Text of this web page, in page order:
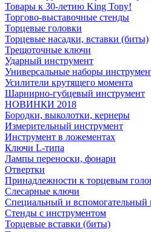
Товары к 30-летию King Tony!
Торгово-выставочные стенды
Торцевые головки
Торцевые насадки, вставки (биты)
Трещоточные ключи
Ударный инструмент
Универсальные наборы
Усилители крутящего момента
Шарнирно-губцевый инструмент
НОВИНКИ 2018
Бородки, выколотки, кернеры
Измерительный инструмент
Инструмент в ложементах
Ключи L-типа
Лампы переноски, фонари
Отвертки
Принадлежности к торцевым
Слесарные ключи
Специальный и вспомогательный
Стенды с инструментом
Торцевые вставки (биты)